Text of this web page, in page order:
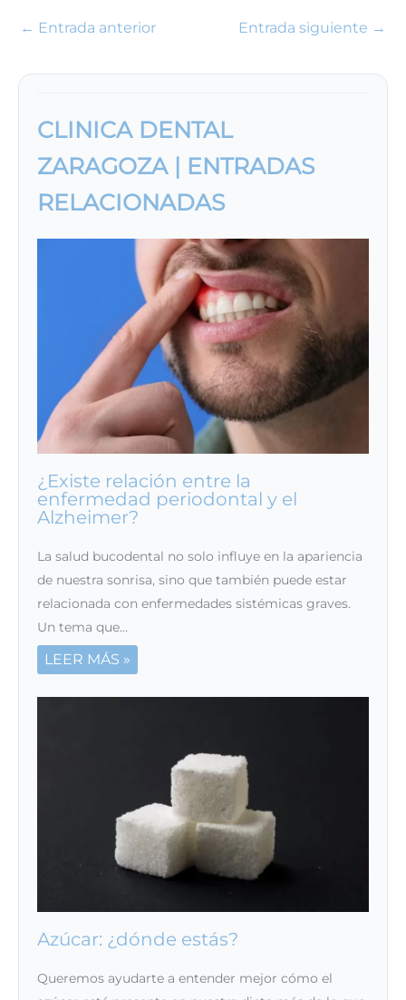
← Entrada anterior Entrada siguiente →
CLINICA DENTAL
ZARAGOZA | ENTRADAS
RELACIONADAS
¿Existe relación entre la
enfermedad periodontal y el
Alzheimer?
La salud bucodental no solo influye en la apariencia
de nuestra sonrisa, sino que también puede estar
relacionada con enfermedades sistémicas graves.
Un tema que…
LEER MÁS »
Azúcar: ¿dónde estás?
Queremos ayudarte a entender mejor cómo el